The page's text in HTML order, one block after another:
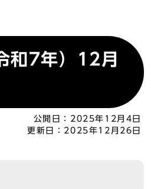
和7年）12月
公開日： 2025年12月4日
更新日： 2025年12月26日